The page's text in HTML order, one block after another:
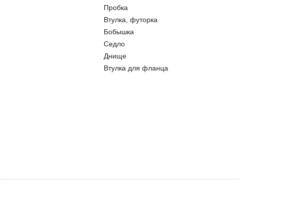
Пробка
Втулка, футорка
Бобышка
Седло
Днище
Втулка для фланца